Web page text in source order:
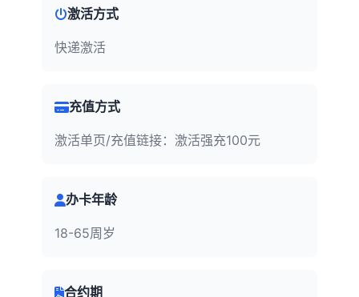
激活方式
快递激活
充值方式
激活单页/充值链接：激活强充100元
办卡年龄
18-65周岁
合约期